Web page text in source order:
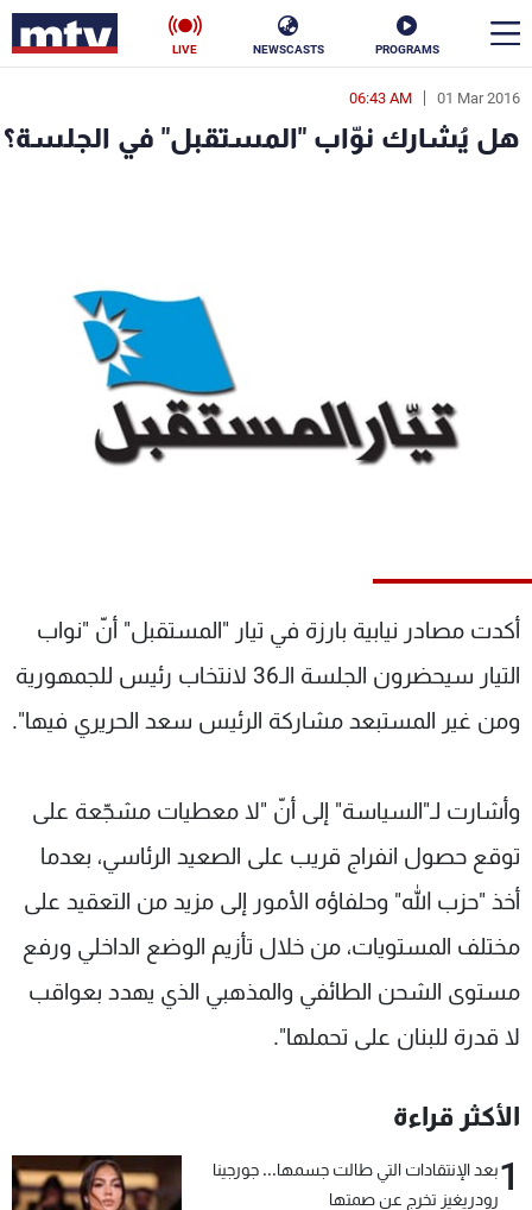
PROGRAMS
NEWSCASTS
LIVE
01 Mar 2016
06:43 AM
هل يُشارك نوّاب "المستقبل" في الجلسة؟
أكدت مصادر نيابية بارزة في تيار "المستقبل" أنّ "نواب
التيار سيحضرون الجلسة الـ36 لانتخاب رئيس للجمهورية
ومن غير المستبعد مشاركة الرئيس سعد الحريري فيها".
وأشارت لـ"السياسة" إلى أنّ "لا معطيات مشجّعة على
توقع حصول انفراج قريب على الصعيد الرئاسي، بعدما
أخذ "حزب الله" وحلفاؤه الأمور إلى مزيد من التعقيد على
مختلف المستويات، من خلال تأزيم الوضع الداخلي ورفع
مستوى الشحن الطائفي والمذهبي الذي يهدد بعواقب
لا قدرة للبنان على تحملها".
الأكثر قراءة
1بعد الإنتقادات التي طالت جسمها... جورجينا
رودريغيز تخرج عن صمتها
en
الأخبار
رياضة
الترددات
عن MTV
الإنـتـاج
لاعلاناتكم
وظائف
شروط الإسـتخدام